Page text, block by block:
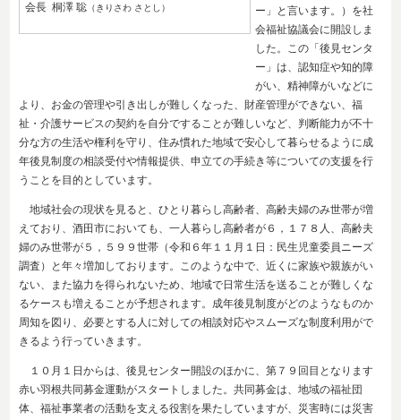
会長 桐澤 聡 （きりさわ さとし）
ー」と言います。）を社
会福祉協議会に開設しま
した。この「後見センタ
ー」は、認知症や知的障
がい、精神障がいなどに
より、お金の管理や引き出しが難しくなった、財産管理ができない、福
祉・介護サービスの契約を自分ですることが難しいなど、判断能力が不十
分な方の生活や権利を守り、住み慣れた地域で安心して暮らせるように成
年後見制度の相談受付や情報提供、申立ての手続き等についての支援を行
うことを目的としています。
地域社会の現状を見ると、ひとり暮らし高齢者、高齢夫婦のみ世帯が増
えており、酒田市においても、一人暮らし高齢者が６，１７８人、高齢夫
婦のみ世帯が５，５９９世帯（令和６年１１月１日：民生児童委員ニーズ
調査）と年々増加しております。このような中で、近くに家族や親族がい
ない、また協力を得られないため、地域で日常生活を送ることが難しくな
るケースも増えることが予想されます。成年後見制度がどのようなものか
周知を図り、必要とする人に対しての相談対応やスムーズな制度利用がで
きるよう行っていきます。
１０月１日からは、後見センター開設のほかに、第７９回目となります
赤い羽根共同募金運動がスタートしました。共同募金は、地域の福祉団
体、福祉事業者の活動を支える役割を果たしていますが、災害時には災害